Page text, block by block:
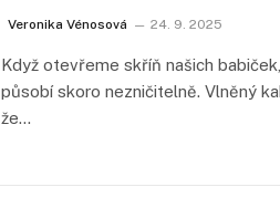
Veronika Vénosová 24. 9. 2025
Když otevřeme skříň našich
působí skoro nezničitelně. Vlněný
že…